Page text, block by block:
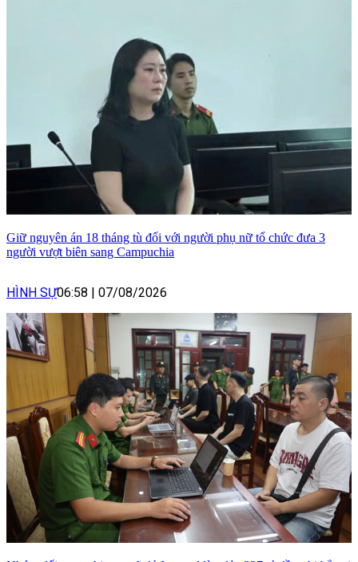
Giữ nguyên án 18 tháng tù đối với người phụ nữ tổ chức đưa 3
người vượt biên sang Campuchia
HÌNH SỰ06:58 | 07/08/2026